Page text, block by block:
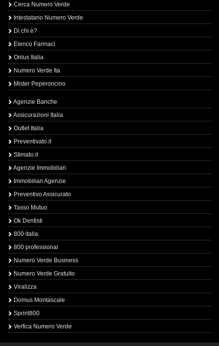
Cerca Numero Verde
Intestatario Numero Verde
Di chi è?
Elenco Farmaci
Onlus Italia
Numero Verde Ita
Mister Peperoncino
Agenzie Banche
Assicurazioni Italia
Outlet Italia
Preventivato.it
Stimato.it
Agenzie Immobiliari
Immobiliari Agenzie
Preventivo Assicurato
Tasso Mutuo
Ok Dentisti
800 italia
800 professional
Numero Verde Business
Numero Verde Gratuito
Viralizza
Domus Montascale
Sprint800
Verfica Numero Verde